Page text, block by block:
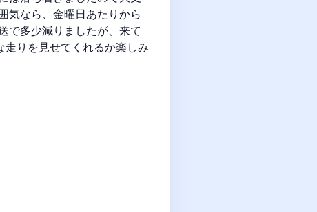
気なら、金曜日あたりから
で多少減りましたが、来て
りを見せてくれるか楽しみ